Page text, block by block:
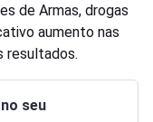
de Armas, drogas
aumento nas
resultados.
seu